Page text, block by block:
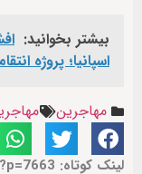
بیشتر بخوانید:
اسپانیا؛ پروژه
مهاجرین
لینک کوتاه: https://iraf.ir/?p=7663